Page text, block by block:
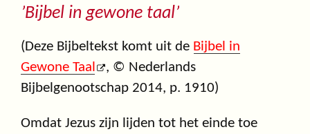
’Bijbel in gewone taal’
(Deze Bijbeltekst komt uit de Bijbel in
Gewone Taal
, © Nederlands
Bijbelgenootschap 2014, p. 1910)
Omdat Jezus zijn lijden tot het einde toe